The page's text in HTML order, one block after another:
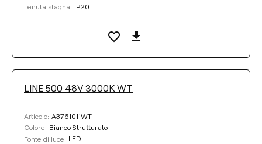
Tenuta stagna: IP20
LINE 500 48V 3000K WT
Articolo: A3761011WT
Colore: Bianco Strutturato
Fonte di luce: LED